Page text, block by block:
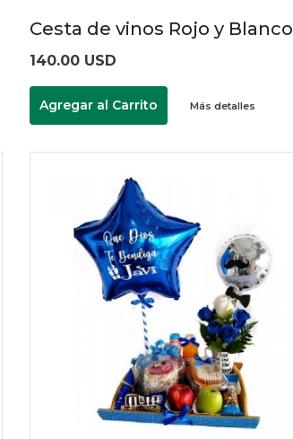
Cesta de vinos Rojo y Blanco
140.00 USD
Agregar al Carrito Más detalles